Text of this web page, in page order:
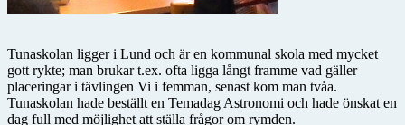
Tunaskolan ligger i Lund och är en kommunal skola med mycket
gott rykte; man brukar t.ex. ofta ligga långt framme vad gäller
placeringar i tävlingen Vi i femman, senast kom man tvåa.
Tunaskolan hade beställt en Temadag Astronomi och hade önskat en
dag full med möjlighet att ställa frågor om rymden.